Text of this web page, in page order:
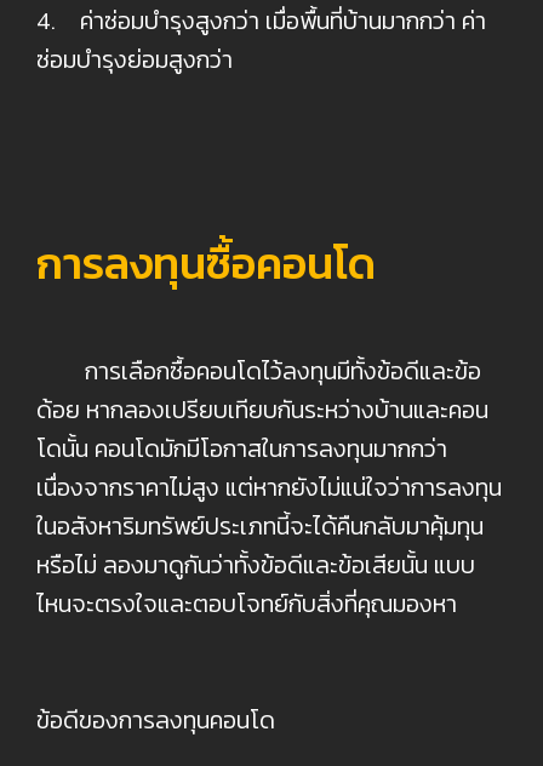
4. ค่าซ่อมบำรุงสูงกว่า เมื่อพื้นที่บ้านมากกว่า ค่า
ซ่อมบำรุงย่อมสูงกว่า
การลงทุนซื้อคอนโด
การเลือกซื้อคอนโดไว้ลงทุนมีทั้งข้อดีและข้อ
ด้อย หากลองเปรียบเทียบกันระหว่างบ้านและคอน
โดนั้น คอนโดมักมีโอกาสในการลงทุนมากกว่า
เนื่องจากราคาไม่สูง แต่หากยังไม่แน่ใจว่าการลงทุน
ในอสังหาริมทรัพย์ประเภทนี้จะได้คืนกลับมาคุ้มทุน
หรือไม่ ลองมาดูกันว่าทั้งข้อดีและข้อเสียนั้น แบบ
ไหนจะตรงใจและตอบโจทย์กับสิ่งที่คุณมองหา
ข้อดีของการลงทุนคอนโด